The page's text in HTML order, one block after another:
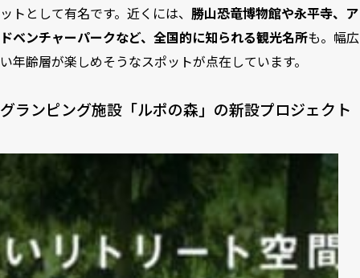
ットとして有名です。近くには、 勝山恐竜博物館や永平寺、ア
ドベンチャーパークなど、全国的に知られる観光名所も。幅広
い年齢層が楽しめそうなスポットが点在しています。
グランピング施設「ルポの森」の新設プロジェクト